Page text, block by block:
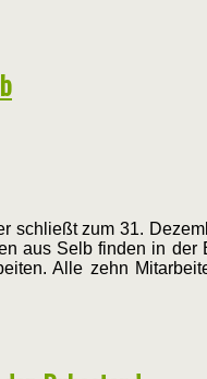
schließt zum 31.
aus Selb finden in
Alle zehn